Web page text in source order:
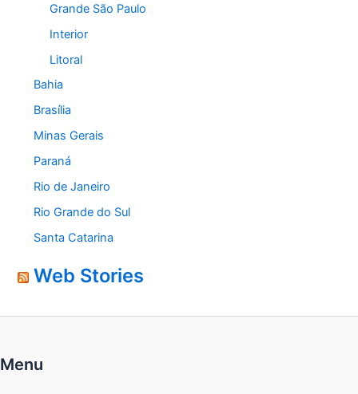
Grande São Paulo
Interior
Litoral
Bahia
Brasília
Minas Gerais
Paraná
Rio de Janeiro
Rio Grande do Sul
Santa Catarina
Web Stories
Menu